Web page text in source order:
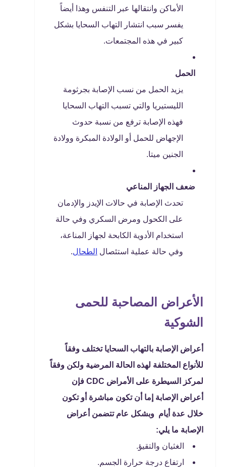
الأماكن وانتقالها عبر التنفس وهذا أيضاً
يفسر سبب انتشار التهاب السحايا بشكل
كبير في هذه المجتمعات.
الحمل
يزيد الحمل من نسب الإصابة بجرثومة
الليستيريا والتي تسبب التهاب السحايا
فهذه الإصابة ترفع من نسبة حدوث
الإجهاض للحمل أو الولادة المبكرة وولادة
الجنين ميتا.
ضعف الجهاز المناعي
تحدث الإصابة في حالات الإيدز والإدمان
على الكحول ومرض السكري وفي حالة
استخدام الأدوية الكابحة لجهاز المناعة،
وفي حالة عملية استئصال الطحال.
الأعراض المصاحبة للحمى
الشوكية
أعراض الإصابة بالتهاب السحايا تختلف وفقاً
للأنواع المختلفة لهذه الحالة المرضية ولكن وفقاً
لمركز السيطرة على الأمراض CDC فإن
أعراض الإصابة إما أن تكون مباشرة أو تكون
خلال عدة أيام وبشكل عام تتضمن أعراض
الإصابة ما يلي:
الغثيان والتقيؤ.
ارتفاع درجة حرارة الجسم.